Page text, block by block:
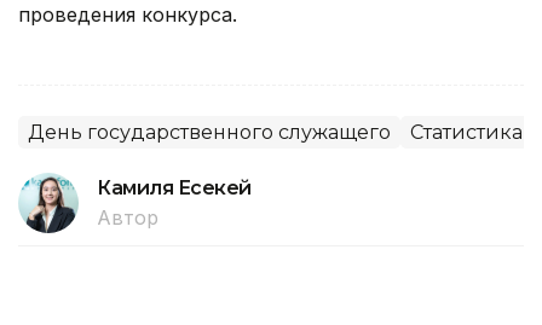
проведения конкурса.
День государственного служащего Статистика
Камиля Есекей
Автор